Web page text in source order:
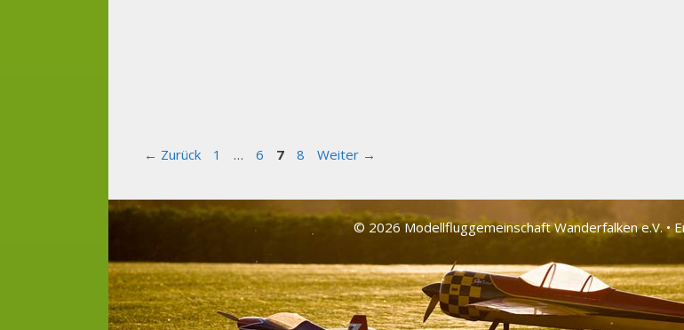
← Zurück Seite
1 … Seite
6 Seite
7 Seite
8 Weiter →
© 2026 Modellfluggemeinschaft Wander­falken e.V.•